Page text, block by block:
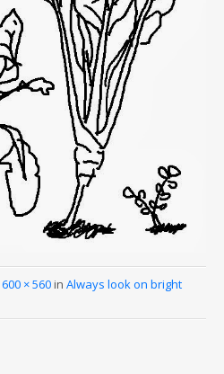
600 × 560in Always look on bright